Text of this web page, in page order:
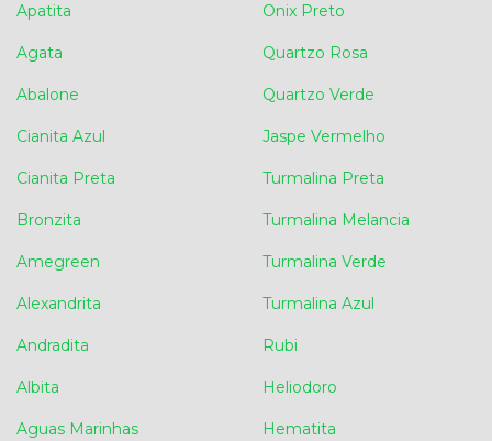
Apatita
Agata
Abalone
Cianita Azul
Cianita Preta
Bronzita
Amegreen
Alexandrita
Andradita
Albita
Aguas Marinhas
Onix Preto
Quartzo Rosa
Quartzo Verde
Jaspe Vermelho
Turmalina Preta
Turmalina Melancia
Turmalina Verde
Turmalina Azul
Rubi
Heliodoro
Hematita